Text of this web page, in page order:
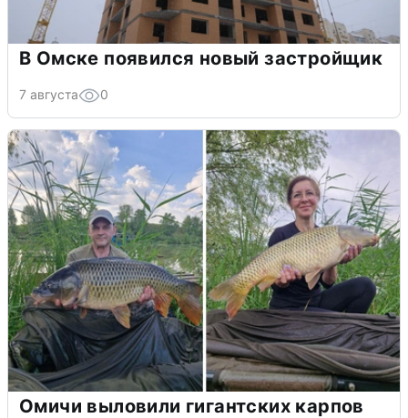
В Омске появился новый застройщик
7 августа 0
Омичи выловили гигантских карпов